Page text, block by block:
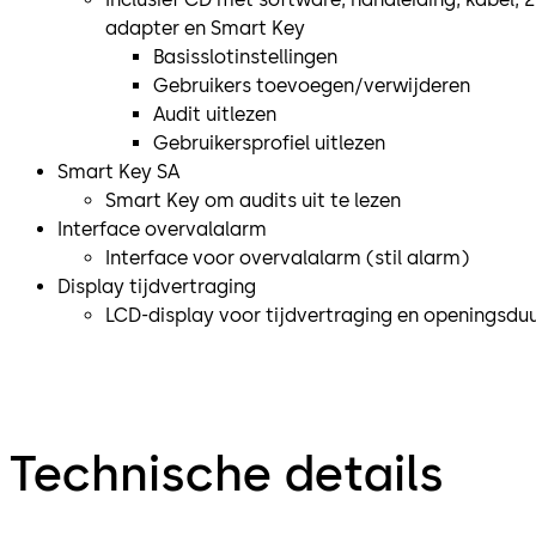
adapter en Smart Key
Basisslotinstellingen
Gebruikers toevoegen/verwijderen
Audit uitlezen
Gebruikersprofiel uitlezen
Smart Key SA
Smart Key om audits uit te lezen
Interface overvalalarm
Interface voor overvalalarm (stil alarm)
Display tijdvertraging
LCD-display voor tijdvertraging en
Technische details